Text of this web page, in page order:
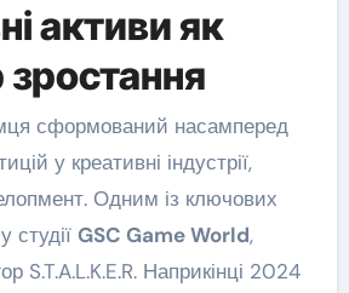
активи як
сформований насамперед
у креативні індустрії,
Одним із ключових
студії GSC Game World,
S.T.A.L.K.E.R. Наприкінці 2024